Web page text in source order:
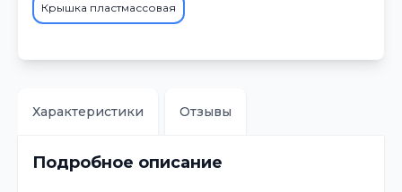
Крышка пластмассовая
Характеристики Отзывы
Подробное описание